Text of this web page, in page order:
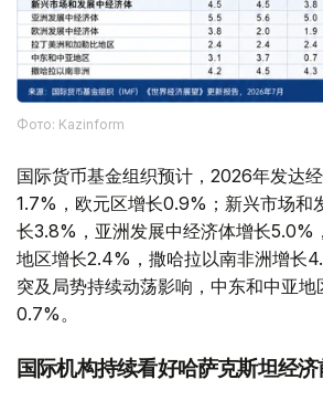
Фото: Kazinform
国际货币基金组织预计，2026年发达
1.7%，欧元区增长0.9%；新兴市场和
长3.8%，亚洲发展中经济体增长5.0%
地区增长2.4%，撒哈拉以南非洲增长
突及局势持续动荡影响，中东和中亚
0.7%。
国际机构持续看好哈萨克斯坦经济